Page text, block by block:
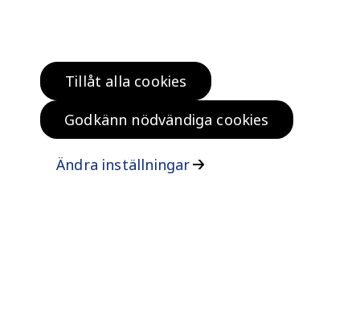
Hitta bostad
Köp klokt
Bo klokt
Om oss
Ändra inställningar
Godkänn nödvändiga cookies
Tillåt alla cookies